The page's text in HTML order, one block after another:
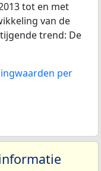
tot en met
van de
trend: De
per